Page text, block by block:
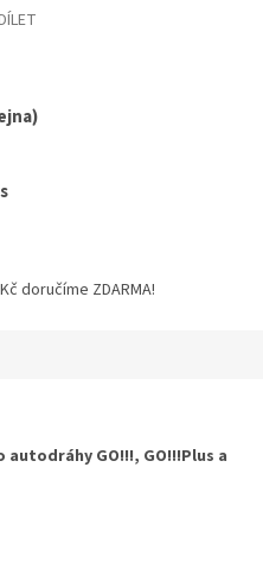
doručíme ZDARMA!
GO!!!, GO!!!Plus a